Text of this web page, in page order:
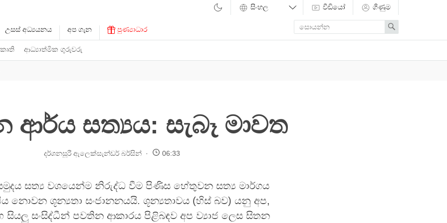
ආධ්‍යාත්මික ගුරුවරු
උසස් අධ්‍යයනය අප ගැන පුණ්‍යාධාර
වීඩියෝ ගිණුම
Enter
search
term
Search
ආර්ය සත්‍යය: සැබෑ මාවත
දර්ශනසූරී ඇලෙක්සැන්ඩර් බර්සින් 06:33
සමුදය සත්‍ය වශයෙන්ම නිරුද්ධ වීම පිණිස හේතුවන සත්‍ය මාර්ගය
නොවන ශූන්‍යතා සංජානනයයි. ශූන්‍යතාවය (හිස් බව) යනු අප,
සියලු සංසිද්ධීන් පවතින ආකාරය පිළිබඳව අප ව්‍යාජ ලෙස සිතන